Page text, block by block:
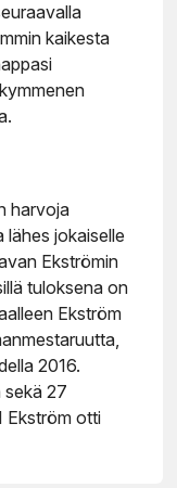
kaikesta
harvoja
jokaiselle
Ekströmin
tuloksena on
Ekström
2016.
sekä 27
Ekström otti